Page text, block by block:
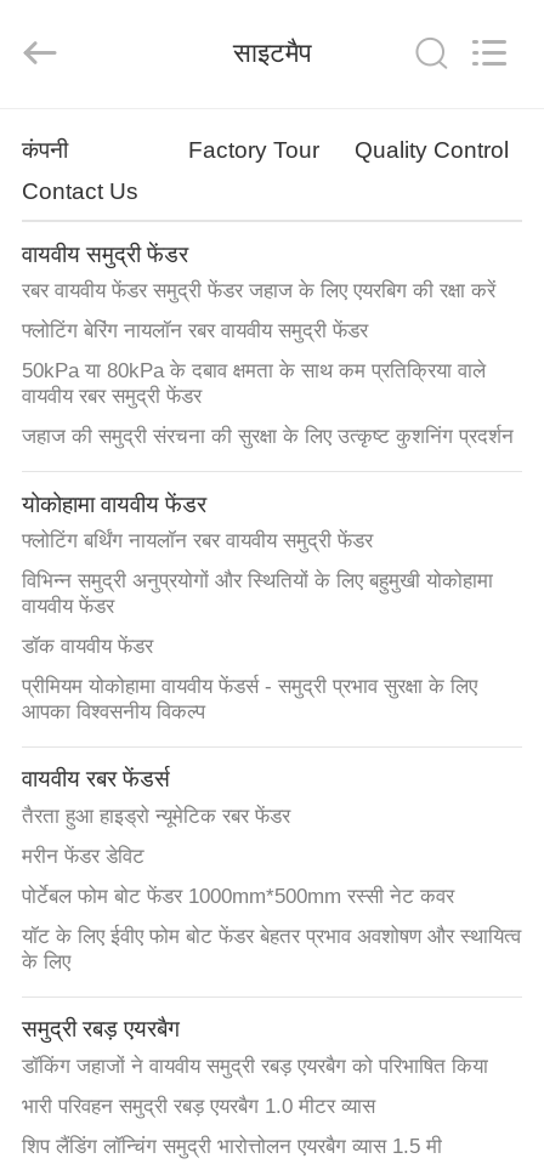
घर
उत्पाद
हमारे
बारे
कारखाने
का
दौरा
गुणवत्ता
नियंत्रण
हमसे
संपर्क
करें
उद्धरण
मांगें
साइटमैप
PRIVACY
POLICY
Fender
साइटमैप
कंपनी Factory Tour
Quality Control
Contact Us
वायवीय समुद्री फेंडर
रबर वायवीय फेंडर समुद्री फेंडर जहाज के लिए एयरबिग की रक्षा करें
फ्लोटिंग बेरिंग नायलॉन रबर वायवीय समुद्री फेंडर
50kPa या 80kPa के दबाव क्षमता के साथ कम प्रतिक्रिया वाले
वायवीय रबर समुद्री फेंडर
जहाज की समुद्री संरचना की सुरक्षा के लिए उत्कृष्ट कुशनिंग प्रदर्शन
योकोहामा वायवीय फेंडर
फ्लोटिंग बर्थिंग नायलॉन रबर वायवीय समुद्री फेंडर
विभिन्न समुद्री अनुप्रयोगों और स्थितियों के लिए बहुमुखी योकोहामा
वायवीय फेंडर
डॉक वायवीय फेंडर
प्रीमियम योकोहामा वायवीय फेंडर्स - समुद्री प्रभाव सुरक्षा के लिए
आपका विश्वसनीय विकल्प
वायवीय रबर फेंडर्स
तैरता हुआ हाइड्रो न्यूमेटिक रबर फेंडर
मरीन फेंडर डेविट
पोर्टेबल फोम बोट फेंडर 1000mm*500mm रस्सी नेट कवर
यॉट के लिए ईवीए फोम बोट फेंडर बेहतर प्रभाव अवशोषण और स्थायित्व
के लिए
समुद्री रबड़ एयरबैग
डॉकिंग जहाजों ने वायवीय समुद्री रबड़ एयरबैग को परिभाषित किया
भारी परिवहन समुद्री रबड़ एयरबैग 1.0 मीटर व्यास
शिप लैंडिंग लॉन्चिंग समुद्री भारोत्तोलन एयरबैग व्यास 1.5 मी